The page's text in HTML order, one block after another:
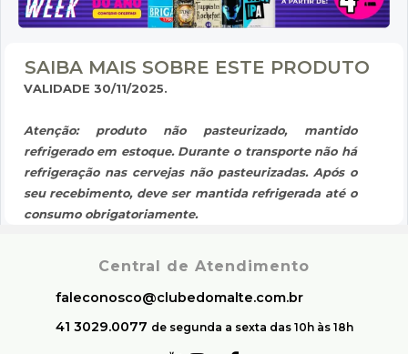
SAIBA MAIS SOBRE ESTE PRODUTO
VALIDADE 30/11/2025.
Atenção: produto não pasteurizado, mantido
refrigerado em estoque. Durante o transporte não há
refrigeração nas cervejas não pasteurizadas. Após o
seu recebimento, deve ser mantida refrigerada até o
consumo obrigatoriamente.
Central de Atendimento
faleconosco@clubedomalte.com.br
41 3029.0077 de segunda a sexta das 10h às 18h